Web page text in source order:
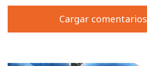
Cargar comentarios